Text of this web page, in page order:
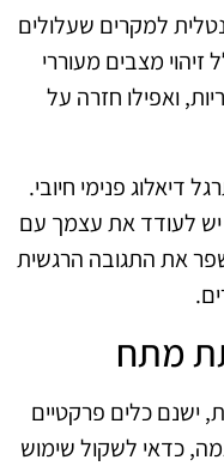
למקרים שעלולים
זיהוי מצבים מעוררי
ואפילו חזרה על
דיאלוג פנימי חיובי.
יש לעודד את עצמך עם
את התגובה הרגשית
מתח
ישנם כלים פרקטיים
כדאי לשקול שימוש